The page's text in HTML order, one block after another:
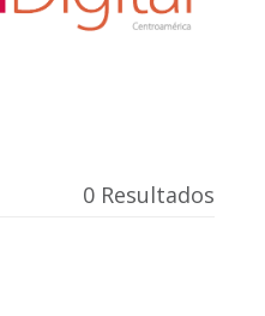
0 Resultados